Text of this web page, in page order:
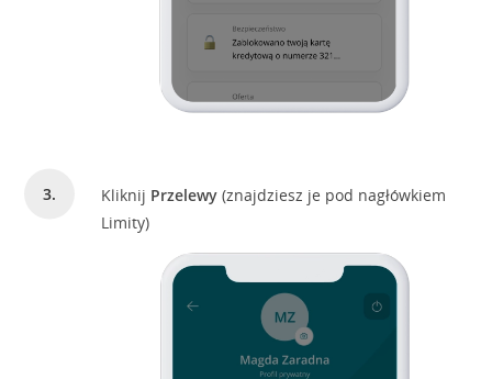
Kliknij Przelewy (znajdziesz je pod nagłówkiem
Limity)